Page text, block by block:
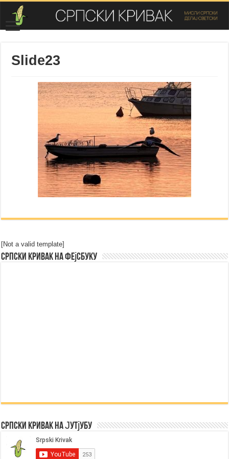
Slide23
[Not a valid template]
Српски Кривак на Фејсбуку
Српски Кривак на Јутјубу